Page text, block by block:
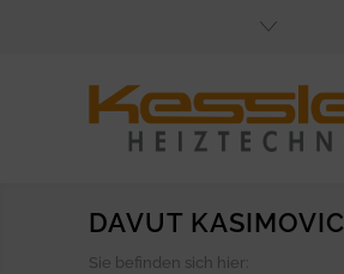
DAVUT KASIMOVIC
Sie befinden sich hier: